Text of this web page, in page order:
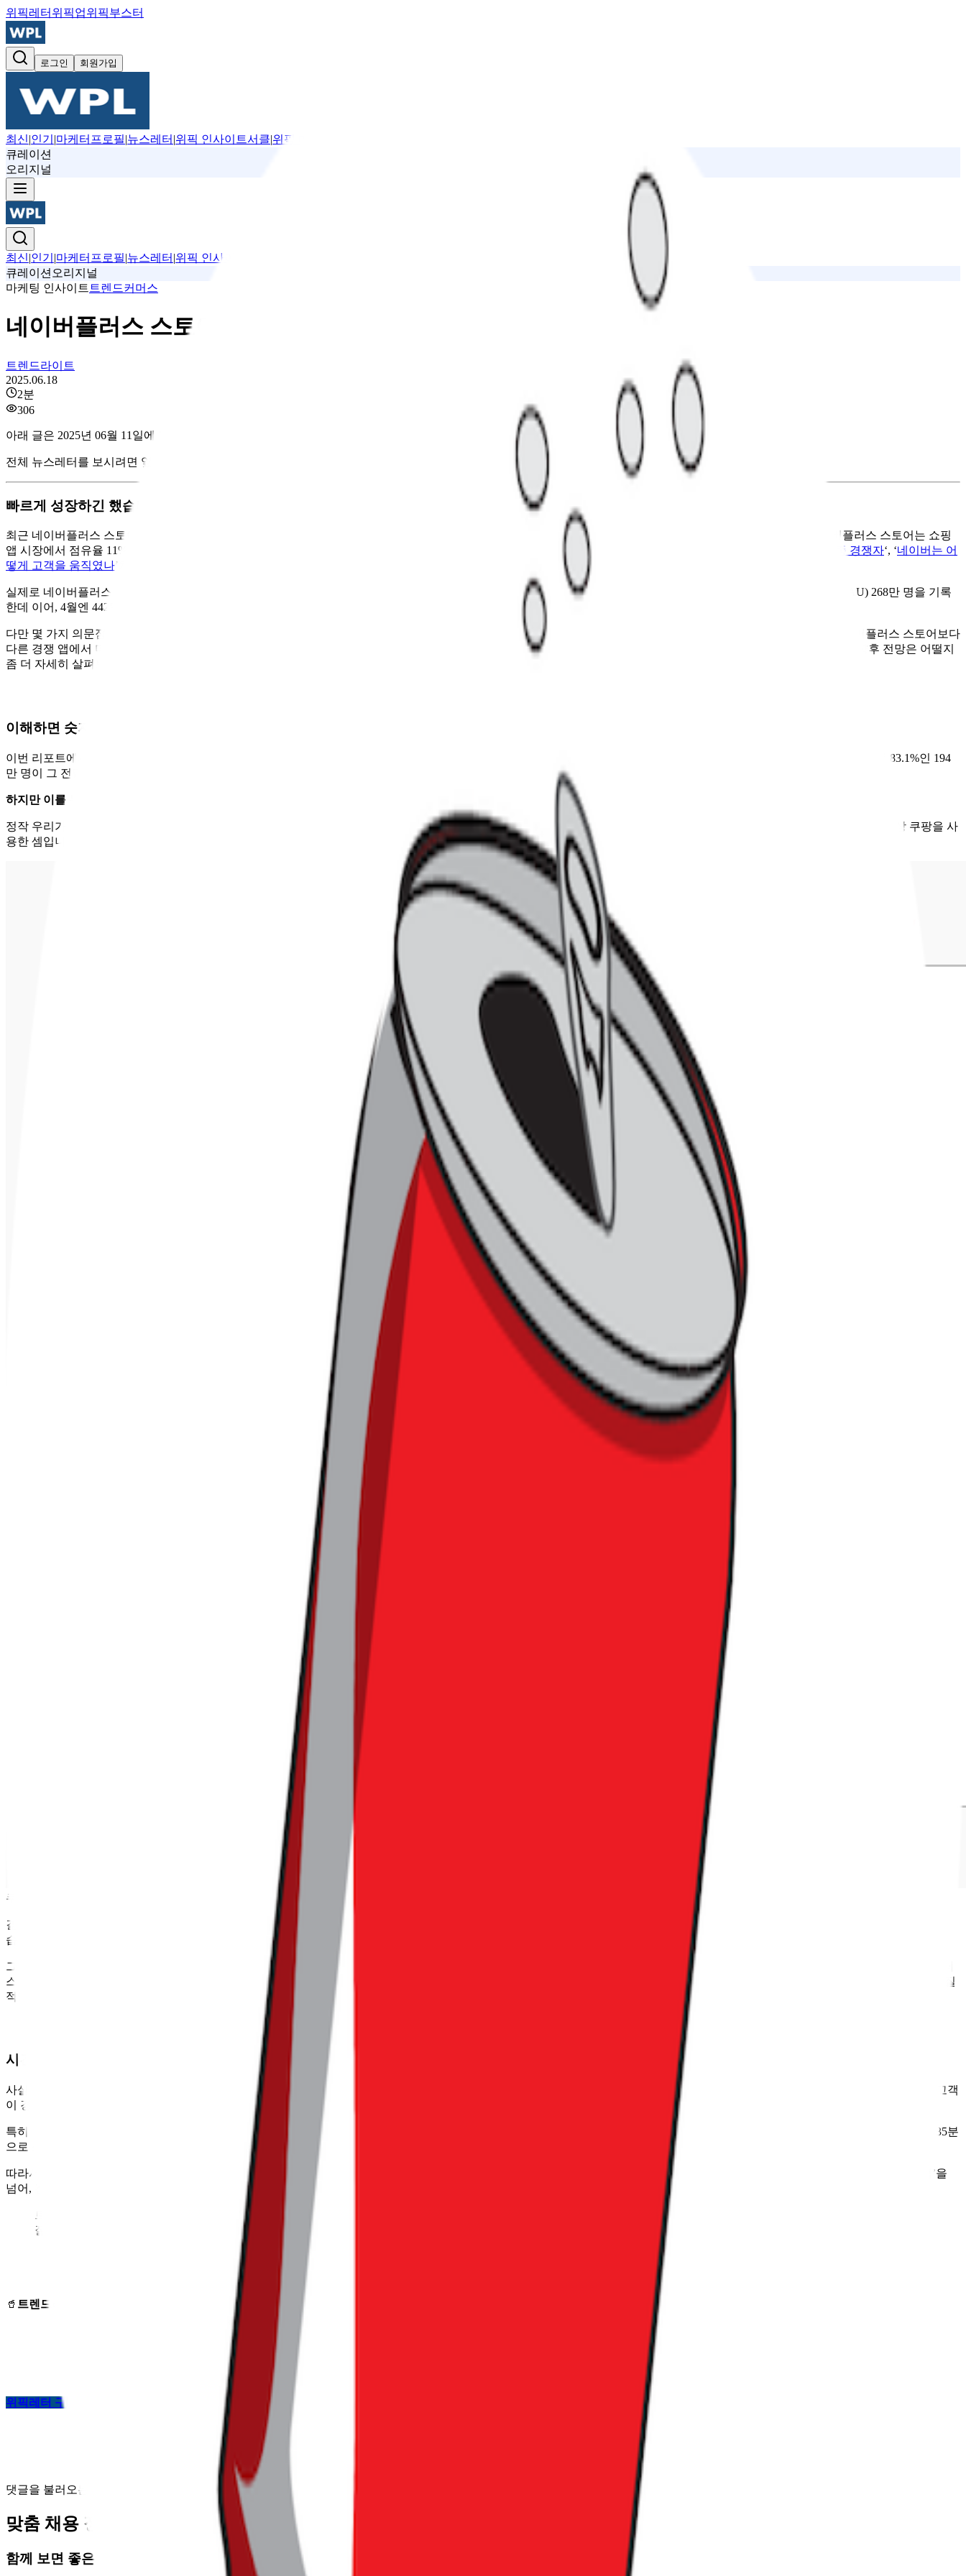
위픽레터 위픽업위픽부스터
로그인 회원가입
최신|인기 |마케터프로필|뉴스레터 |위픽 인사이트서클|위픽 마케팅 위키
큐레이션
오리지널
최신|인기 |마케터프로필|뉴스레터 |위픽 인사이트서클
큐레이션 오리지널
마케팅 인사이트 트렌드커머스
네이버플러스 스토어가 쿠팡고객을 데려왔다는 건에 대하여
트렌드라이트
2025.06.18
2분
306
아래 글은 2025년 06월 11일에 발행된 뉴스레터에 실린 글입니다.
전체 뉴스레터를 보시려면 옆의 링크를 클릭하시면 됩니다. [
빠르게 성장하긴 했습니다
최근 네이버플러스 스토어 앱에 대한 기사들이 쏟아지고 있습니다. 계기는 데이터 플랫폼 모바일인덱스에서 발표한 인사이트 리포트
였는데요. 보고서에 따르면 네이버플러스 스토어는 쇼핑
앱 시장에서 점유율 11%를 기록하며 빠르게 성장 중이고, 이들 이용자 중 상당수가 쿠팡에서 유입된 것으로 나타났습니다. 이에 따라 기사 제목들도 ‘
쿠팡을 위협할 토종 경쟁자‘, ‘네이버는 어
떻게 고객을 움직였나’처럼 네이버의 성과에 집중하고 있는 분위기죠.
실제로 네이버플러스 스토어의 출발은 화려했습니다. 네이버 특유의 대규모 마케팅으로 초기 유입을 빠르게 확보하였고요. 출시 첫 달인 3월에는 월간 활성 사용자 수(MAU) 268만 명을 기록
한데 이어, 4월엔 442만 명, 5월엔 490만 명으로 꾸준히 상승세를 이어가며 단기간에 메이저 쇼핑 앱 반열에 올랐습니다.
다만 몇 가지 의문점도 여전히 남아 있습니다.
이 있었고요. 모바일인덱스 리포트에 따르면, 사용자들은 여전히 네이버플러스 스토어보다
다른 경쟁 앱에서 더 많은 시간을 보내고 있는 상황입니다. 그래서 이번 글에서는 네이버플러스 스토어의 3개월 성적표를 토대로, 이 성장이 어떤 의미를 가지는지, 그리고 향후 전망은 어떨지
좀 더 자세히 살펴보려 합니다.
이해하면 숫자가 무서워집니다
이번 리포트에서 가장 오해하기 쉬운 숫자는 ‘경쟁 앱에서 네이버플러스 스토어로 유입된 사용자 수’입니다. 2025년 4월 기준, 네이버플러스 스토어로 새롭게 유입된 243만 명 중 83.1%인 194
만 명이 그 전달에는 쿠팡 앱을 사용했던 이들이었죠.
하지만 이를 두고 “쿠팡 고객이 네이버로 옮겨왔다”라고 해석하는 건 무리입니다. 단지 3월에 쿠팡을 한 번이라도 이용한 이력이 있다는 뜻일 뿐이니까요.
정작 우리가 주목해야 할 건 쿠팡의 사용자 기반입니다. 2025년 5월 기준, 쿠팡 앱의 월간 활성 사용자 수(MAU)는 3,374만 명으로, 쇼핑 앱 전체 사용자 중 82.4%가 한 달에 한 번 이상 쿠팡을 사
용한 셈입니다. 다시 말해, 쇼핑 앱을 쓰는 사람 10명 중 8명이 이미 쿠팡 사용자라는 이야기죠.
쿠팡은 전체 사용자 수 규모나 단독 사용률 등 모든 지표에서 압도적인 우위를 자랑 중입니다
결국 ‘쿠팡에서 유입된 사용자’라는 건 특별한 정보가 아닙니다. 쇼핑 앱 사용자 대부분이 원래 쿠팡을 써본 경험이 있기 때문에, 신규 유입자 중 쿠팡 이용 이력이 높은 건 당연한 결과에 가깝
습니다. 오히려 이 수치가 보여주는 건 쿠팡이 이커머스 시장에서 차지하는 압도적인 영향력일 뿐이죠.
그렇다면 네이버플러스 스토어가 정말로 쿠팡 고객을 ‘데려왔다’고 말하려면 어떤 지표를 봐야 할까요? 여기서 중요한 기준이 바로 ‘업종 내 단독 사용률’입니다.
스 스토어만 단독으로 사용하는 고객은 전체의 6.5%에 불과합니다. 반면 같은 기간 쿠팡 사용자의 48.0%는 오직 쿠팡만 이용하고 있었죠. 이 격차가 좁혀지지 않는 이상, 쿠팡이 네이버를 실질
적인 위협으로 느낄 일은 당분간 없을 겁니다.
시간부터 뺏어야 합니다
사실 네이버플러스 스토어 앱이 경쟁 앱을 잘 사용하고 있던 고객을 단번에 빼앗아 오기는 쉽지 않습니다. 그래서 그보다 먼저 해야 할 일은 ‘사용자의 시간’을 옮겨오는 겁니다.
교차 이용 고객
이 경쟁 앱에서 보내던 시간을 우리 앱으로 조금씩 옮기다 보면, 언젠가는 사람까지 온전히 데려올 수 있으니까요.
특히 ‘발견형 쇼핑으로의 전환’을 내세운 네이버플러스 스토어에게는 사용 시간 지표의 꾸준한 우상향이 무엇보다 중요합니다. 하지만 아쉽게도 평균 사용 시간은 3월 27분, 4월 33분, 5월 35분
으로 소폭 증가했지만, 그 증가 폭은 벌써부터 둔화 조짐을 보이고 있습니다.
따라서 이제는 네이버플러스 스토어가 고객의 시간을 붙잡을 수 있는 기능과 콘텐츠를 빠르게 확충해 다시 반등의 계기를 만들어야 할 때입니다. 사용 시간을 확보해야만 단순한 ‘보조 앱’을
넘어, 진짜 ‘주력 앱’으로 자리 잡을 수 있습니다. 그래야 비로소 쿠팡과 제대로 경쟁할 수 있게 될 거고요.
트렌드라이트는 국내 최대 규모의 커머스 버티컬 뉴스레터로, ‘사고파는 모든 것’에 대한 이야기를 다룹니다. 매주 수요일 아침, 가장 신선한 트렌드를 선별하여, 업계 전문가의 실
질적인 인사이트와 함께 메일함으로 전해 드릴게요.
🥤 트렌드라이트 https://page.stibee.com/subscriptions/41037?groupIds=269377
위픽레터 구독 가입하기
댓글을 불러오는 중...
맞춤 채용 정보
함께 보면 좋은 관련 콘텐츠